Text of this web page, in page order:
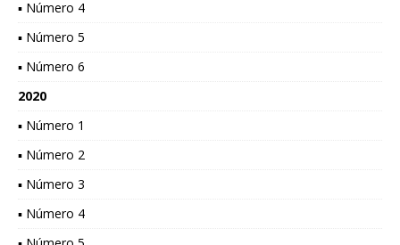
▪ Número 4
▪ Número 5
▪ Número 6
2020
▪ Número 1
▪ Número 2
▪ Número 3
▪ Número 4